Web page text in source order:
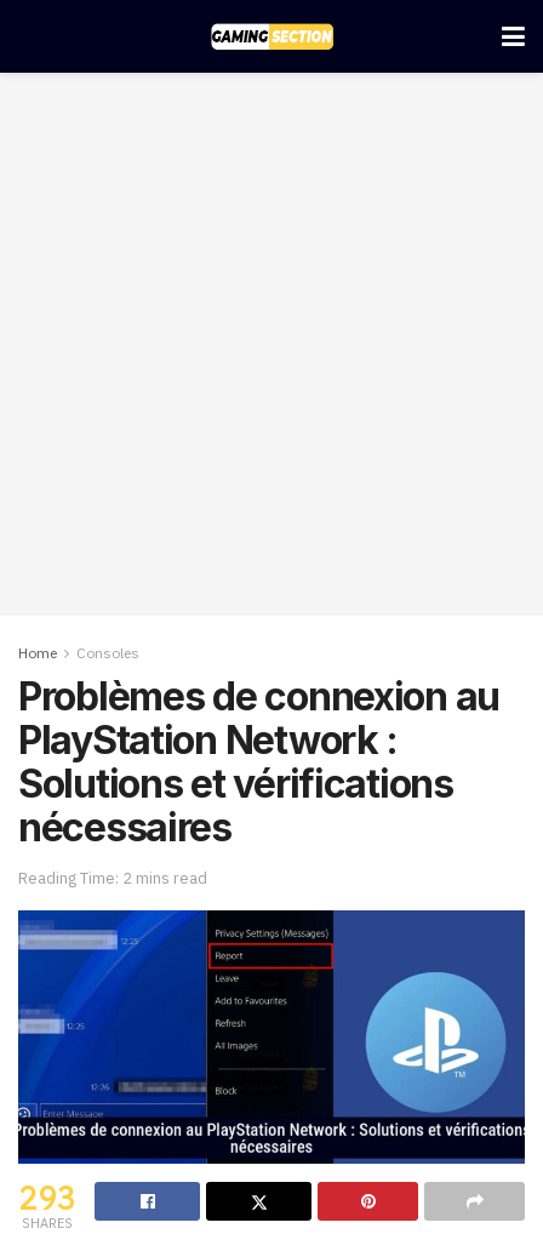
Home Consoles
Problèmes de connexion au
PlayStation Network :
Solutions et vérifications
nécessaires
Reading Time: 2 mins read
293
SHARES